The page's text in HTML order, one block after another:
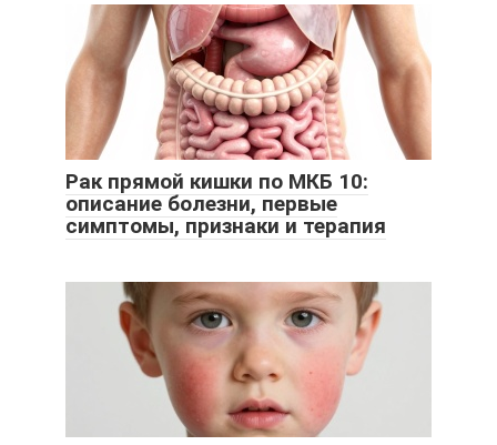
Рак прямой кишки по МКБ 10:
описание болезни, первые
симптомы, признаки и терапия